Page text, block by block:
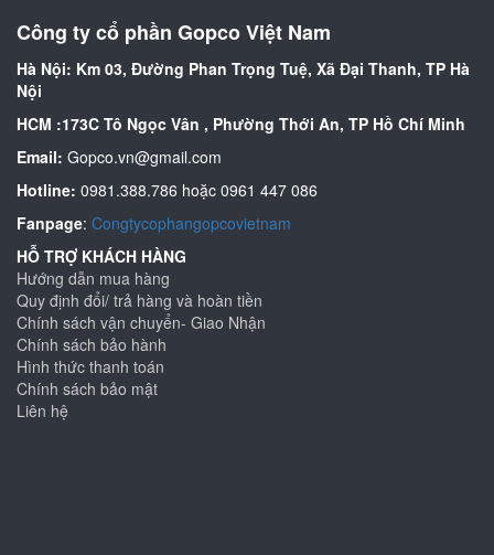
Máy đột dập cửa nhôm
Máy cắt góc 45 độ
Máy uốn vòm
Công ty cổ phần Gopco Việt Nam
Hà Nội: Km 03, Đường Phan Trọng Tuệ, Xã Đại Thanh, TP Hà
Nội
HCM :173C Tô Ngọc Vân , Phường Thới An, TP Hồ Chí Minh
Email: Gopco.vn@gmail.com
Hotline: 0981.388.786 hoặc 0961 447 086
Fanpage: Congtycophangopcovietnam
HỖ TRỢ KHÁCH HÀNG
Hướng dẫn mua hàng
Quy định đổi/ trả hàng và hoàn tiền
Chính sách vận chuyển- Giao Nhận
Chính sách bảo hành
Hình thức thanh toán
Chính sách bảo mật
Liên hệ